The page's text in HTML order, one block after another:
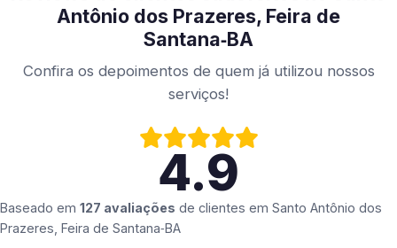
Antônio dos Prazeres, Feira de
Santana‑BA
Confira os depoimentos de quem já utilizou nossos
serviços!
4.9
Baseado em 127 avaliações de clientes em Santo Antônio dos
Prazeres, Feira de Santana‑BA